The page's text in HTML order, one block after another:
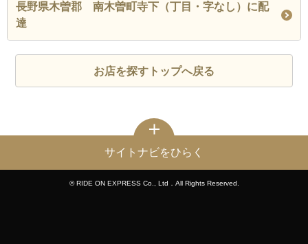
長野県木曽郡 南木曽町寺下（丁目・字なし）に配
達
お店を探すトップへ戻る
サイトナビをひらく
© RIDE ON EXPRESS Co., Ltd．All Rights Reserved.